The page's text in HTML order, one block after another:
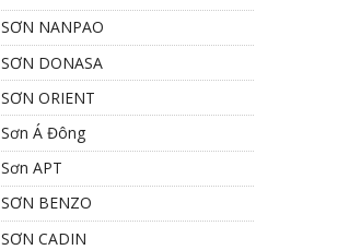
SƠN NANPAO
SƠN DONASA
SƠN ORIENT
Sơn Á Đông
Sơn APT
SƠN BENZO
SƠN CADIN